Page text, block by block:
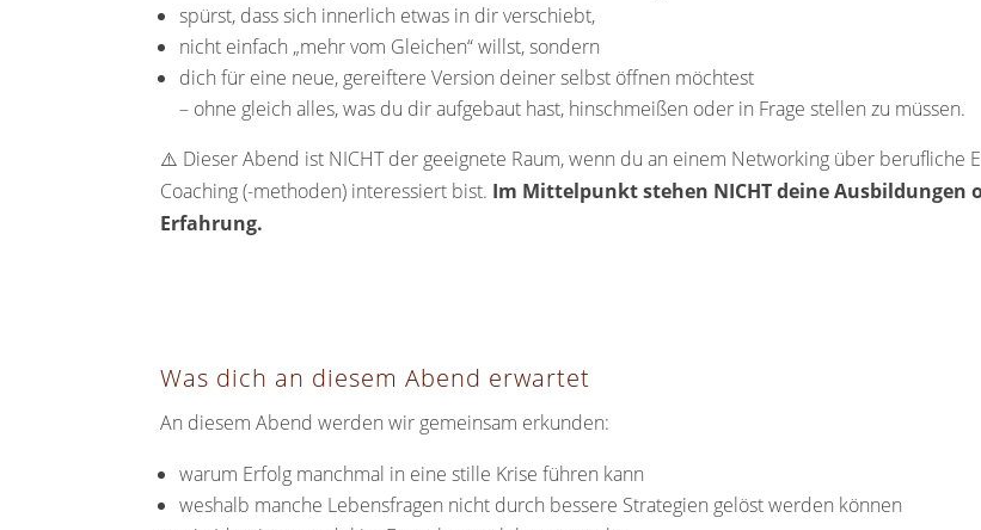
spürst, dass sich innerlich etwas in dir verschiebt,
nicht einfach „mehr vom Gleichen“ willst, sondern
dich für eine neue, gereiftere Version deiner selbst öffnen möchtest
– ohne gleich alles, was du dir aufgebaut hast, hinschmeißen oder in Frage stellen zu müssen.
⚠️ Dieser Abend ist NICHT der geeignete Raum, wenn du an einem Networking über berufliche
Coaching (-methoden) interessiert bist. Im Mittelpunkt stehen NICHT deine Ausbildungen
Erfahrung.
Was dich an diesem Abend erwartet
An diesem Abend werden wir gemeinsam erkunden:
warum Erfolg manchmal in eine stille Krise führen kann
weshalb manche Lebensfragen nicht durch bessere Strategien gelöst werden können